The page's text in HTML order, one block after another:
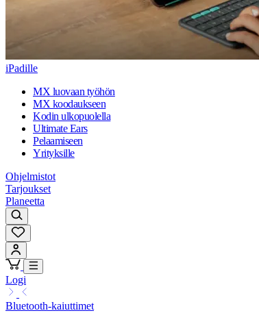
iPadille
MX luovaan työhön
MX koodaukseen
Kodin ulkopuolella
Ultimate Ears
Pelaamiseen
Yrityksille
Ohjelmistot
Tarjoukset
Planeetta
Logi
Bluetooth-kaiuttimet